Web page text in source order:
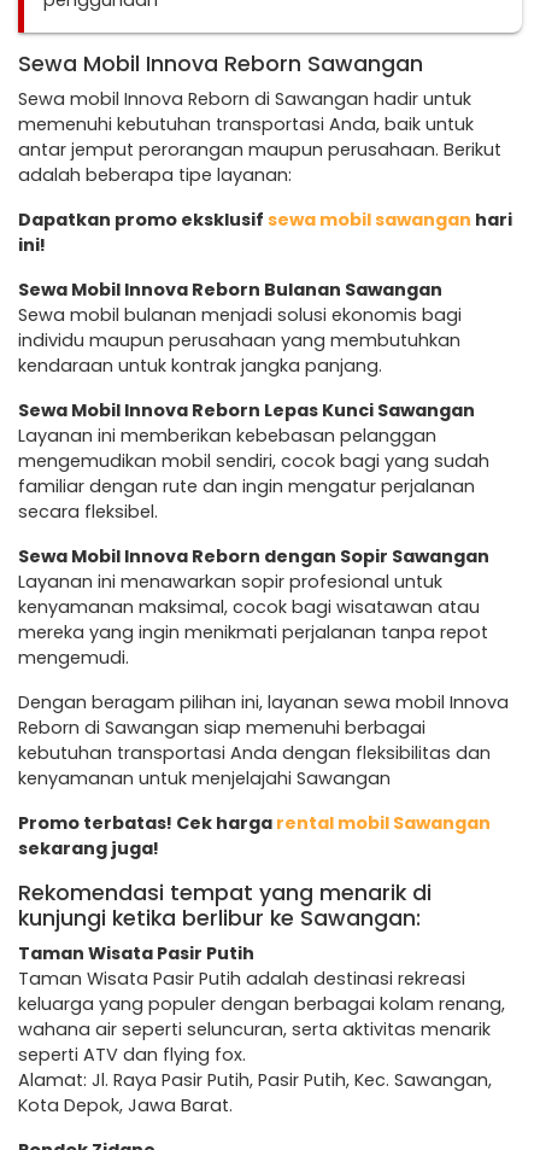
Sewa Mobil Innova Reborn Sawangan
Sewa mobil Innova Reborn di Sawangan hadir untuk
memenuhi kebutuhan transportasi Anda, baik untuk
antar jemput perorangan maupun perusahaan. Berikut
adalah beberapa tipe layanan:
Dapatkan promo eksklusif sewa mobil sawangan hari
ini!
Sewa Mobil Innova Reborn Bulanan Sawangan
Sewa mobil bulanan menjadi solusi ekonomis bagi
individu maupun perusahaan yang membutuhkan
kendaraan untuk kontrak jangka panjang.
Sewa Mobil Innova Reborn Lepas Kunci Sawangan
Layanan ini memberikan kebebasan pelanggan
mengemudikan mobil sendiri, cocok bagi yang sudah
familiar dengan rute dan ingin mengatur perjalanan
secara fleksibel.
Sewa Mobil Innova Reborn dengan Sopir Sawangan
Layanan ini menawarkan sopir profesional untuk
kenyamanan maksimal, cocok bagi wisatawan atau
mereka yang ingin menikmati perjalanan tanpa repot
mengemudi.
Dengan beragam pilihan ini, layanan sewa mobil Innova
Reborn di Sawangan siap memenuhi berbagai
kebutuhan transportasi Anda dengan fleksibilitas dan
kenyamanan untuk menjelajahi Sawangan
Promo terbatas! Cek harga rental mobil Sawangan
sekarang juga!
Rekomendasi tempat yang menarik di
kunjungi ketika berlibur ke Sawangan:
Taman Wisata Pasir Putih
Taman Wisata Pasir Putih adalah destinasi rekreasi
keluarga yang populer dengan berbagai kolam renang,
wahana air seperti seluncuran, serta aktivitas menarik
seperti ATV dan flying fox.
Alamat: Jl. Raya Pasir Putih, Pasir Putih, Kec. Sawangan,
Kota Depok, Jawa Barat.